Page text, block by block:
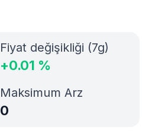
Fiyat değişikliği (7g)
+0.01 %
Maksimum Arz
0